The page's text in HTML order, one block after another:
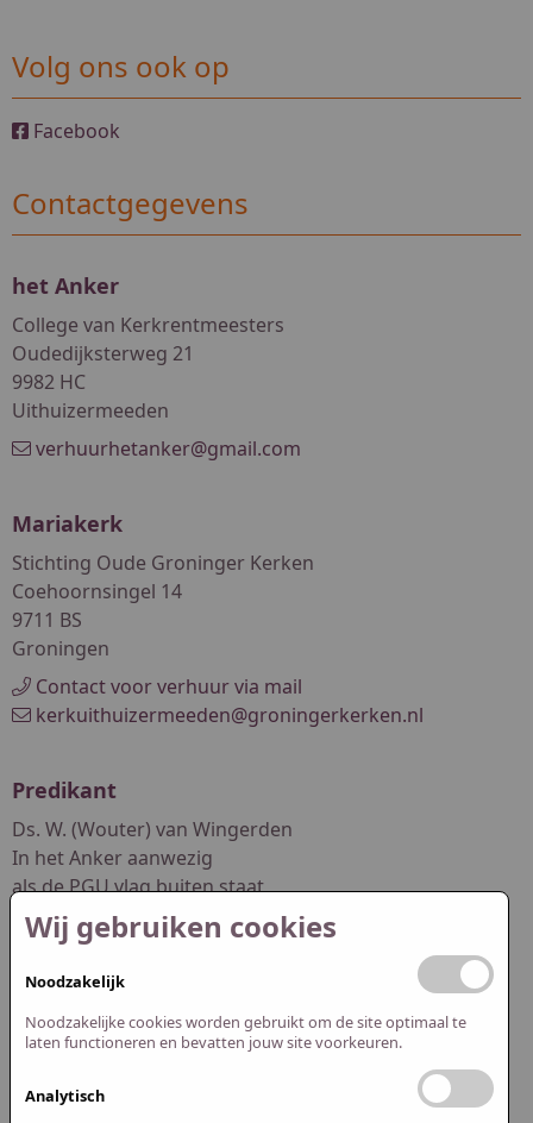
Volg ons ook op
Facebook
Contactgegevens
het Anker
College van Kerkrentmeesters
Oudedijksterweg 21
9982 HC
Uithuizermeeden
verhuurhetanker@gmail.com
Mariakerk
Stichting Oude Groninger Kerken
Coehoornsingel 14
9711 BS
Groningen
Contact voor verhuur via mail
kerkuithuizermeeden@groningerkerken.nl
Predikant
Ds. W. (Wouter) van Wingerden
In het Anker aanwezig
als de PGU vlag buiten staat
dswouter.vanwingerden@pgwuur.nl
Redactie website
Abel Smit
redactie@pguithuizermeeden.nl
Wij gebruiken cookies
Noodzakelijk
Noodzakelijke cookies worden gebruikt om de site optimaal te
laten functioneren en bevatten jouw site voorkeuren.
Analytisch